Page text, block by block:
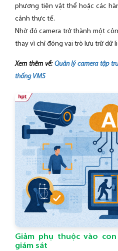
phương tiện vật thể hoặc các
cảnh thực tế.
Nhờ đó camera trở thành một
thay vì chỉ đóng vai trò lưu trữ dữ
Xem thêm về: Quản lý camera tập
thống VMS
Giảm phụ thuộc vào
giám sát